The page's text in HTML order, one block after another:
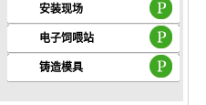
安装现场
电子饲喂站
铸造模具